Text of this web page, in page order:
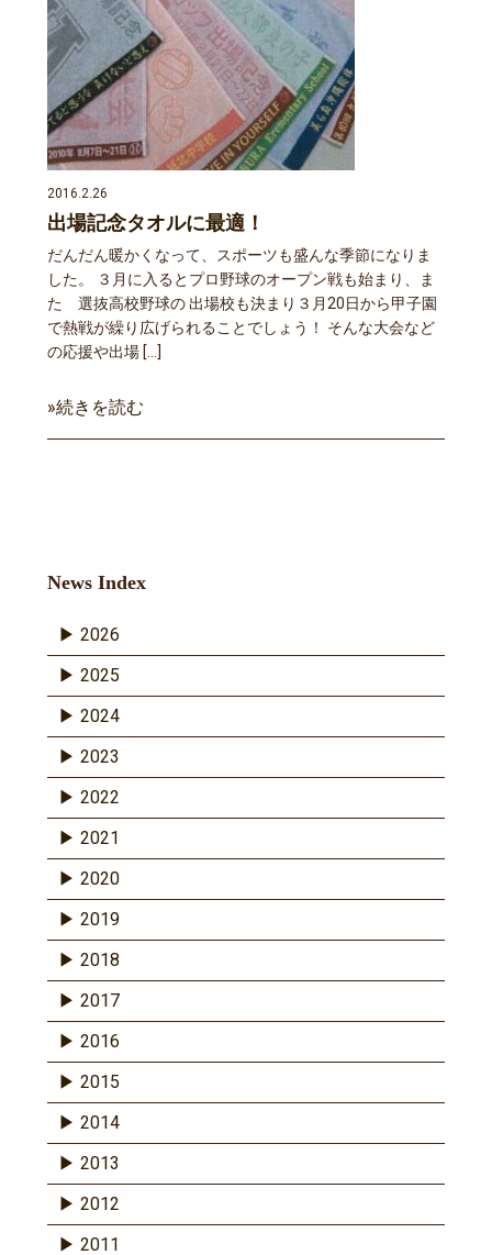
2016.2.26
出場記念タオルに最適！
だんだん暖かくなって、スポーツも盛んな季節になりま
した。 ３月に入るとプロ野球のオープン戦も始まり、ま
た 選抜高校野球の 出場校も決まり３月20日から甲子園
で熱戦が繰り広げられることでしょう！ そんな大会など
の応援や出場 […]
»続きを読む
News Index
2026
2025
2024
2023
2022
2021
2020
2019
2018
2017
2016
2015
2014
2013
2012
2011